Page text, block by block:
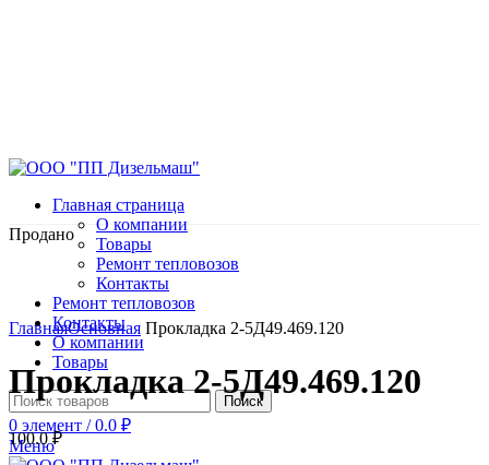
Главная страница
О компании
Товары
Ремонт тепловозов
Контакты
Ремонт тепловозов
Контакты
О компании
Товары
Поиск
0 элемент / 0.0 ₽
Меню
Продано
Нажмите, чтобы увеличить
ГлавнаяОсновная Прокладка 2-5Д49.469.120
Прокладка 2-5Д49.469.120
100.0₽